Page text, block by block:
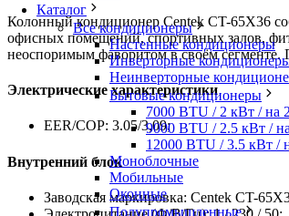
Каталог
Все кондиционеры
Настенные кондиционеры
Инверторные
Неинверторные
Бытовые кондиционеры
7000 BTU / 2 кВт / на
9000 BTU / 2.5 кВт /
12000 BTU / 3.5 кВт /
Моноблочные
Мобильные
Оконные
Полупромышленные
Колонный кондиционер Centek CT-65X36
офисных помещений, спортивных залов,
неоспоримым фаворитом в своём сегменте.
Электрические характеристики
EER/COP: 3.05/3,09;
Внутренний блок
Заводская маркировка: Centek CT-